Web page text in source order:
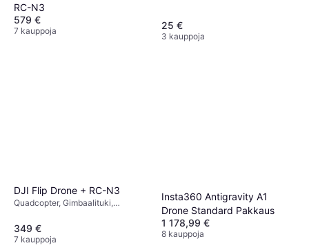
RC-N3
579 €
7 kauppoja 25 €
3 kauppoja
DJI Flip Drone + RC-N3
Quadcopter, Gimbaalituki,
USB-liitin, Kamera,
Mobiilisovellus, Wi-Fi, GPS,
Bluetooth
349 €
7 kauppoja
Insta360 Antigravity A1
Drone Standard Pakkaus
1 178,99 €
8 kauppoja